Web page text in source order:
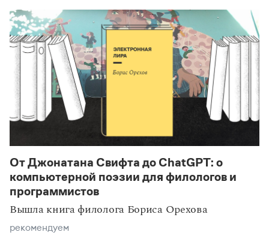
От Джонатана Свифта до ChatGPT: о
компьютерной поэзии для филологов и
программистов
Вышла книга филолога Бориса Орехова
рекомендуем